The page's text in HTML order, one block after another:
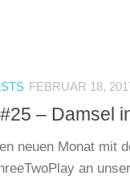
FEBRUAR 18,
– Damsel
neuen Monat mit
an